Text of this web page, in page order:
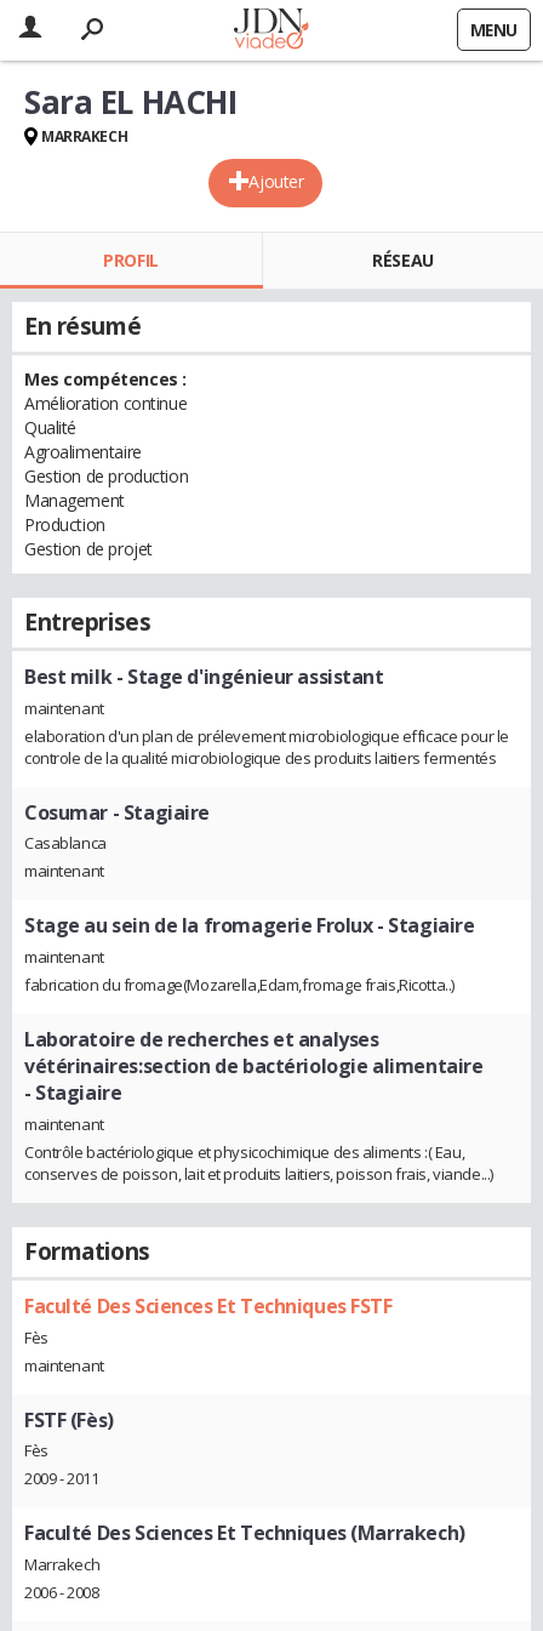
MENU
Ajouter
Sara EL HACHI
MARRAKECH
PROFIL RÉSEAU
En résumé
Mes compétences :
Amélioration continue
Qualité
Agroalimentaire
Gestion de production
Management
Production
Gestion de projet
Entreprises
Best milk- Stage d'ingénieur assistant
maintenant
elaboration d'un plan de prélevement microbiologique efficace pour le
controle de la qualité microbiologique des produits laitiers fermentés
Cosumar - Stagiaire
Casablanca
maintenant
Stage au sein de la fromagerie Frolux- Stagiaire
maintenant
fabrication du fromage(Mozarella,Edam,fromage frais,Ricotta..)
Laboratoire de recherches et analyses
vétérinaires:section de bactériologie alimentaire
- Stagiaire
maintenant
Contrôle bactériologique et physicochimique des aliments :( Eau,
conserves de poisson, lait et produits laitiers, poisson frais, viande...)
Formations
Faculté Des Sciences Et Techniques FSTF
Fès
maintenant
FSTF (Fès)
Fès
2009 - 2011
Faculté Des Sciences Et Techniques (Marrakech)
Marrakech
2006 - 2008